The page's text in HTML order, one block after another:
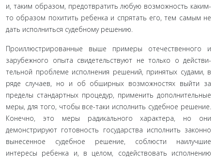
и, таким образом, предотвратить любую возможность каким-
то образом похитить ребенка и спрятать его, тем са­мым не
дать исполниться судебному решению.
Проиллюстрированные выше примеры отечественного и
зарубежного опыта свидетельствуют не только о действи­
тельной проблеме исполнения решений, принятых судами, в
ряде случаев, но и об обширных возможностях выйти за
пределы стандартных процедур, применить дополнитель­ные
меры, для того, чтобы все-таки исполнить судебное ре­шение.
Конечно, это меры радикального характера, но они
демонстрируют готовность государства исполнить законно
вынесенное судебное решение, соблюсти наилучшие
интересы ребенка и, в целом, содействовать исполнению